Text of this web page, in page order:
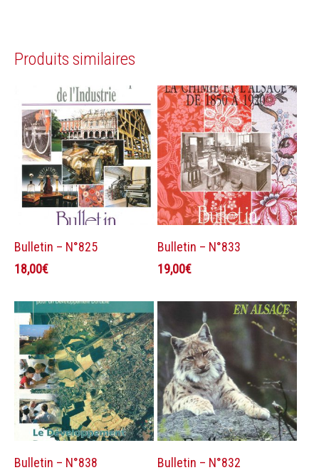
Produits similaires
Ajouter au panier
Bulletin – N°825
18,00€
Ajouter au panier
Bulletin – N°833
19,00€
Bulletin – N°838
Bulletin – N°832